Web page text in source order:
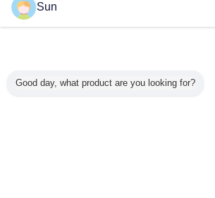
Sun
Good day, what product are you looking for?